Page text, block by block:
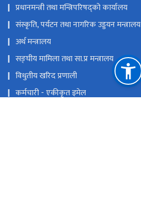
प्रधानमन्त्री तथा मन्त्रिपरिषद्को कार्यालय
संस्कृति, पर्यटन तथा नागरिक उड्डयन मन्त्रालय
अर्थ मन्त्रालय
सङ्‍घीय मामिला तथा सा.प्र मन्त्रालय
विधुतीय खरिद प्रणाली
कर्मचारी - एकीकृत इमेल